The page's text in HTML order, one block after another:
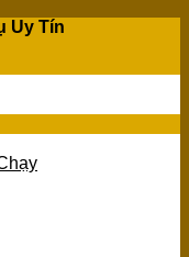
Uy Tín